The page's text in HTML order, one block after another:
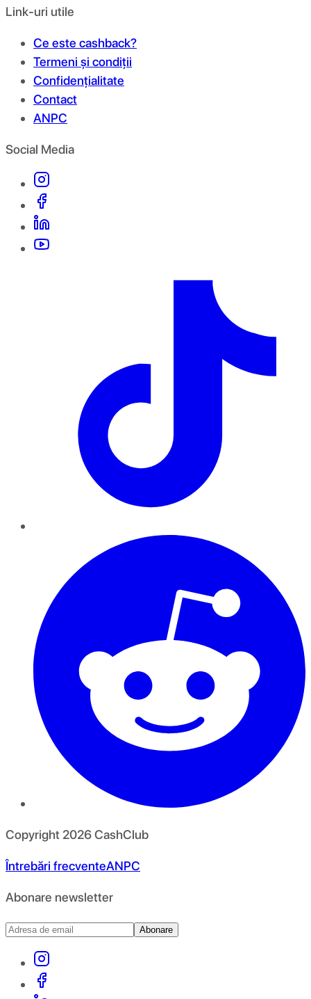
Link-uri utile
Ce este cashback?
Termeni și condiții
Confidențialitate
Contact
ANPC
Social Media
Copyright 2026CashClub
Întrebări frecventeANPC
Abonare newsletter
Abonare